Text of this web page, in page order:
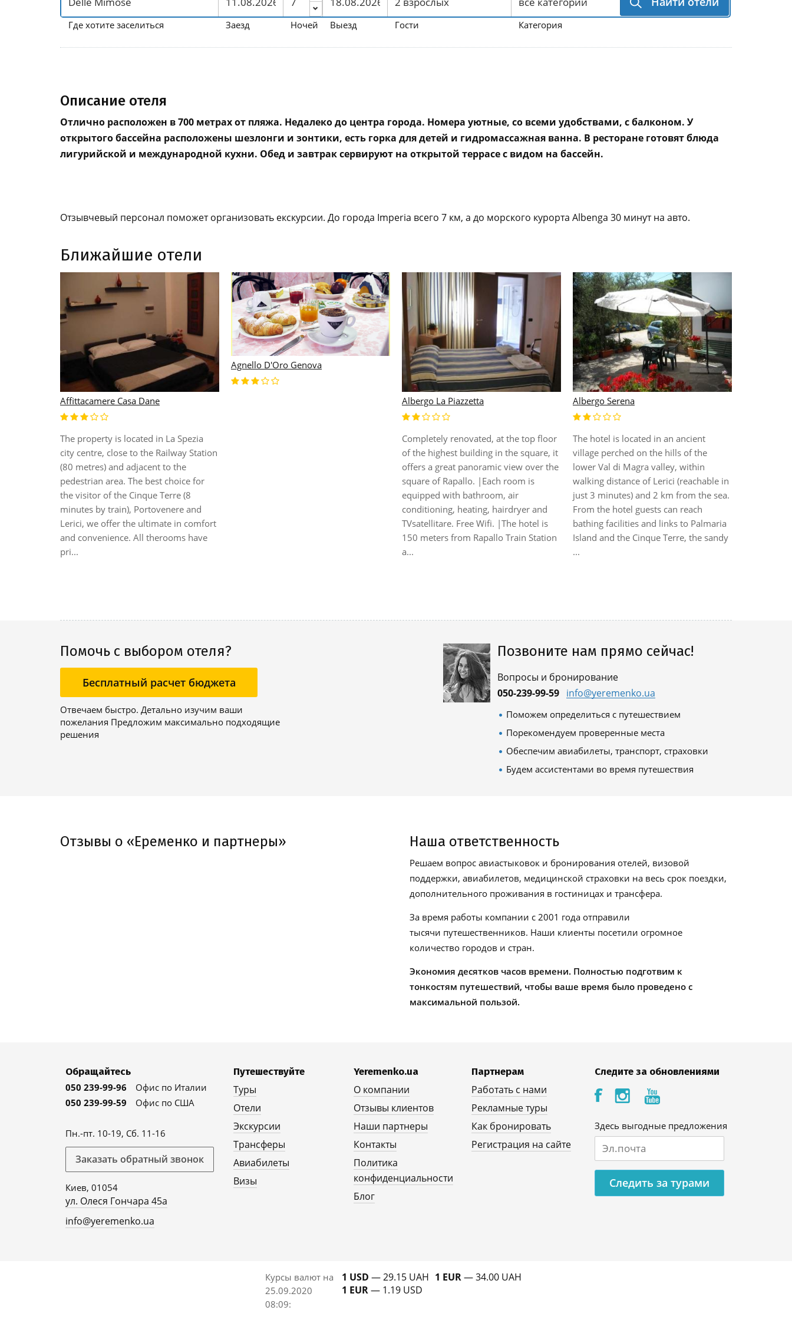
Где хотите заселиться Заезд Ночей Выезд Гости Категория
Описание отеля
Отлично расположен в 700 метрах от пляжа. Недалеко до центра города. Номера уютные, со всеми удобствами, с балконом. У
открытого бассейна расположены шезлонги и зонтики, есть горка для детей и гидромассажная ванна. В ресторане готовят блюда
лигурийской и международной кухни. Обед и завтрак сервируют на открытой террасе с видом на бассейн.
Отзывчевый персонал поможет организовать екскурсии. До города Imperia всего 7 км, а до морского курорта Albenga 30 минут на авто.
Ближайшие отели
Affittacamere Casa Dane
The property is located in La Spezia
city centre, close to the Railway Station
(80 metres) and adjacent to the
pedestrian area. The best choice for
the visitor of the Cinque Terre (8
minutes by train), Portovenere and
Lerici, we offer the ultimate in comfort
and convenience. All therooms have
pri...
Agnello D'Oro Genova
Albergo La Piazzetta
Completely renovated, at the top floor
of the highest building in the square, it
offers a great panoramic view over the
square of Rapallo. |Each room is
equipped with bathroom, air
conditioning, heating, hairdryer and
TVsatellitare. Free Wifi. |The hotel is
150 meters from Rapallo Train Station
a...
Albergo Serena
The hotel is located in an ancient
village perched on the hills of the
lower Val di Magra valley, within
walking distance of Lerici (reachable in
just 3 minutes) and 2 km from the sea.
From the hotel guests can reach
bathing facilities and links to Palmaria
Island and the Cinque Terre, the sandy
...
Помочь с выбором отеля?
Бесплатный расчет бюджета
Отвечаем быстро. Детально изучим ваши
пожелания Предложим максимально подходящие
решения
Позвоните нам прямо сейчас!
Вопросы и бронирование
050-239-99-59 info@yeremenko.ua
Поможем определиться с путешествием
Порекомендуем проверенные места
Обеспечим авиабилеты, транспорт, страховки
Будем ассистентами во время путешествия
Отзывы о «Еременко и партнеры» Наша ответственность
Решаем вопрос авиастыковок и бронирования отелей, визовой
поддержки, авиабилетов, медицинской страховки на весь срок поездки,
дополнительного проживания в гостиницах и трансфера.
За время работы компании с 2001 года отправили
тысячи путешественников. Наши клиенты посетили огромное
количество городов и стран.
Экономия десятков часов времени. Полностью подготвим к
тонкостям путешествий, чтобы ваше время было проведено с
максимальной пользой.
Обращайтесь
050 239-99-96
Офис по Италии
050 239-99-59
Офис по США
Пн.-пт. 10-19, Сб. 11-16
Заказать обратный звонок
Киев, 01054
ул. Олеся Гончара 45а
info@yeremenko.ua
Путешествуйте
Туры
Отели
Экскурсии
Трансферы
Авиабилеты
Визы
Yeremenko.ua
О компании
Отзывы клиентов
Наши партнеры
Контакты
Политика
конфиденциальности
Блог
Партнерам
Работать с нами
Рекламные туры
Как бронировать
Регистрация на сайте
Следите за обновлениями
Здесь выгодные предложения
Следить за турами
Курсы валют на
25.09.2020
08:09:
1 USD — 29.15 UAH
1 EUR— 1.19 USD
1 EUR— 34.00 UAH